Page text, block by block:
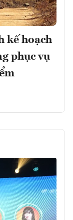
kế hoạch
phục vụ